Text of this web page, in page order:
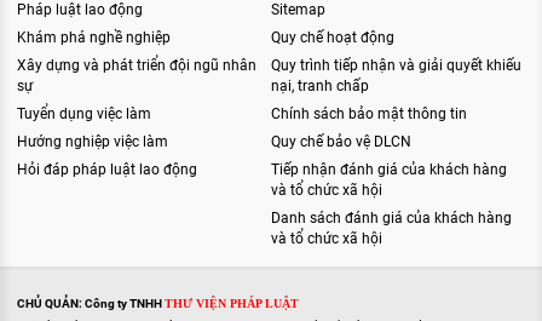
Pháp luật lao động
Khám phá nghề nghiệp
Xây dựng và phát triển đội ngũ nhân
sự
Tuyển dụng việc làm
Hướng nghiệp việc làm
Hỏi đáp pháp luật lao động
Sitemap
Quy chế hoạt động
Quy trình tiếp nhận và giải quyết khiếu
nại, tranh chấp
Chính sách bảo mật thông tin
Quy chế bảo vệ DLCN
Tiếp nhận đánh giá của khách hàng
và tổ chức xã hội
Danh sách đánh giá của khách hàng
và tổ chức xã hội
CHỦ QUẢN: Công ty TNHHTHƯ VIỆN PHÁP LUẬT